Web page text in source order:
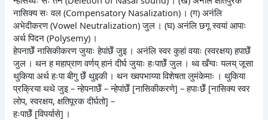
नासिक्य सः वल (Compensatory Nasalization) । (ग) अनंलि
अभेदीकरण (Vowel Neutralization) जुल । (घ) अनंलि छगू स्वयां आपाः
अर्थ पिदन (Polysemy) ।
हेपनाछेँ नासिकीकरण जुयाः हेपांछेँ जुइ । अनंलि स्वर कुहां वयाः (स्वरक्षय) हपाछेँ
जुल । थन ह महाप्राण वर्णय् हानं दीर्घ जुयाः हःपाछेँ जुल । थ्व खँग्वः यलय् जूसा
थुकिया अर्थ हःपा बीगु छेँ थुइकी । थन ख्वपभाय्या विशेषता लुमंकेमाः । थुकिया
प्रक्रिया थथे जुइ – न्हेपनाछेँ – न्हेपांछेँ [नासिकीकरणे] – हपाःछेँ [नासिक्य स्वर
लोप, स्वरक्षय, क्षतिपूरक दीर्घतो] –
हःपाछेँ [विपर्यासे] ।